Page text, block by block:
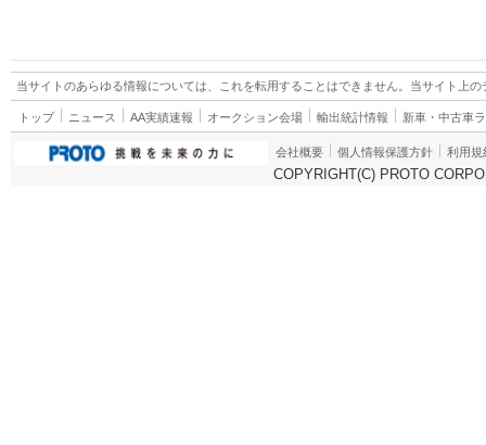
当サイトのあらゆる情報については、これを転用することはできません。当サイト上
トップ ニュース AA実績速報 オークション会場 輸出統計情報 新車・中古車
会社概要 個人情報保護方針 利用規
COPYRIGHT(C) PROTO